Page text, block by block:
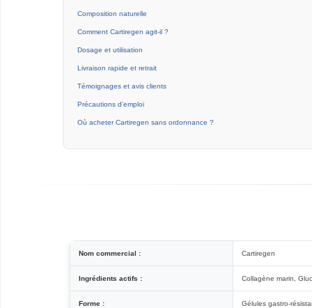
Composition naturelle
Comment Cartiregen agit-il ?
Dosage et utilisation
Livraison rapide et retrait
Témoignages et avis clients
Précautions d’emploi
Où acheter Cartiregen sans ordonnance ?
Nom commercial : Cartiregen
Ingrédients actifs : Collagène marin,
Forme : Gélules gastro-